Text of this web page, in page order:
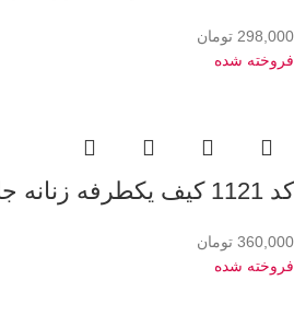
298,000 تومان
فروخته شده
کد 1121 کیف یکطرفه زنانه جلو حلقه
360,000 تومان
فروخته شده